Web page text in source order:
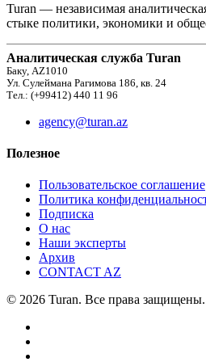
Turan — независимая
стыке политики, экономики и
Аналитическая служба Turan
Баку, AZ1010
Ул. Сулеймана Рагимова 186, кв. 24
Тел.: (+99412) 440 11 96
agency@turan.az
Полезное
Пользовательское соглашение
Политика
Подписка
О нас
Наши эксперты
Архив
CONTACT AZ
© 2026 Turan. Все права защищены.